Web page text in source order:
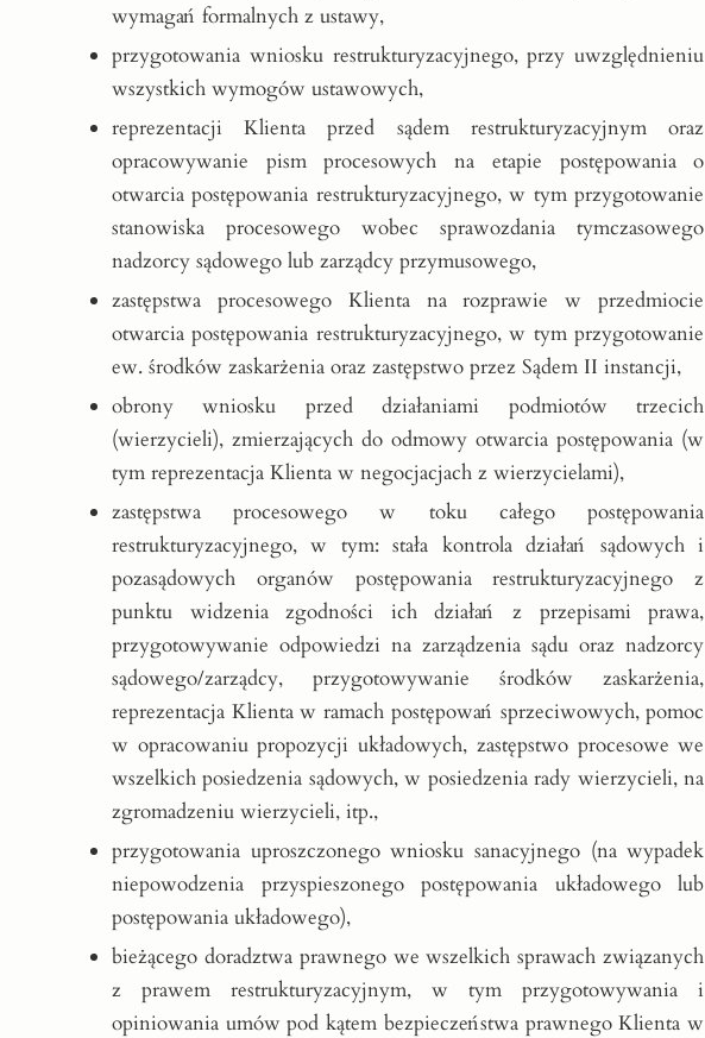
wymagań formalnych z ustawy,
przygotowania wniosku restrukturyzacyjnego, przy uwzględnieniu
wszystkich wymogów ustawowych,
reprezentacji Klienta przed sądem restrukturyzacyjnym oraz
opracowywanie pism procesowych na etapie postępowania o
otwarcia postępowania restrukturyzacyjnego, w tym przygotowanie
stanowiska procesowego wobec sprawozdania tymczasowego
nadzorcy sądowego lub zarządcy przymusowego,
zastępstwa procesowego Klienta na rozprawie w przedmiocie
otwarcia postępowania restrukturyzacyjnego, w tym przygotowanie
ew. środków zaskarżenia oraz zastępstwo przez Sądem II instancji,
obrony wniosku przed działaniami podmiotów trzecich
(wierzycieli), zmierzających do odmowy otwarcia postępowania (w
tym reprezentacja Klienta w negocjacjach z wierzycielami),
zastępstwa procesowego w toku całego postępowania
restrukturyzacyjnego, w tym: stała kontrola działań sądowych i
pozasądowych organów postępowania restrukturyzacyjnego z
punktu widzenia zgodności ich działań z przepisami prawa,
przygotowywanie odpowiedzi na zarządzenia sądu oraz nadzorcy
sądowego/zarządcy, przygotowywanie środków zaskarżenia,
reprezentacja Klienta w ramach postępowań sprzeciwowych, pomoc
w opracowaniu propozycji układowych, zastępstwo procesowe we
wszelkich posiedzenia sądowych, w posiedzenia rady wierzycieli, na
zgromadzeniu wierzycieli, itp.,
przygotowania uproszczonego wniosku sanacyjnego (na wypadek
niepowodzenia przyspieszonego postępowania układowego lub
postępowania układowego),
bieżącego doradztwa prawnego we wszelkich sprawach związanych
z prawem restrukturyzacyjnym, w tym przygotowywania i
opiniowania umów pod kątem bezpieczeństwa prawnego Klienta w